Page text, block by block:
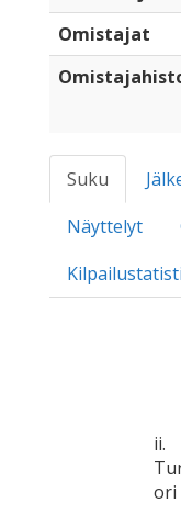
Omistajat
Suku
Näyttelyt
ii.
ori